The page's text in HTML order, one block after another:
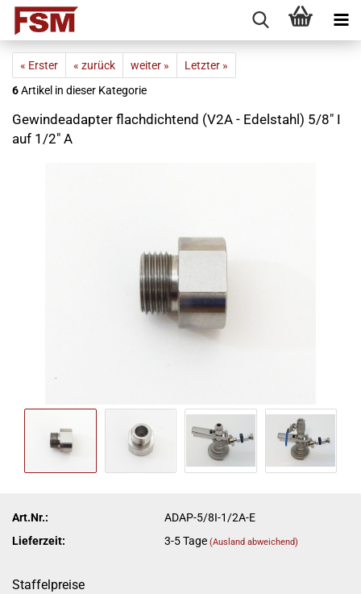
« Erster « zurück weiter »
Letzter »
6Artikel in dieser Kategorie
Gewindeadapter flachdichtend (V2A - Edelstahl) 5/8" I
auf 1/2" A
Art.Nr.:
ADAP-5/8I-1/2A-E
Lieferzeit:
3-5 Tage(Ausland abweichend)
Staffelpreise